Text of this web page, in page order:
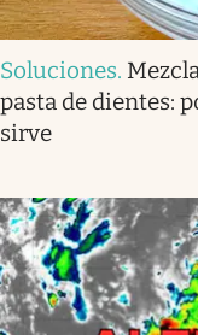
Soluciones.
pasta de dientes:
sirve